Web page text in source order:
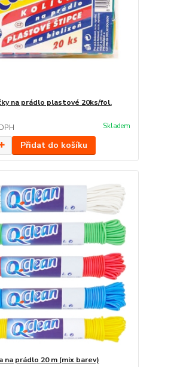
na prádlo plastové 20ks/fol.
Skladem
Přidat do košíku
na prádlo 20 m (mix barev)